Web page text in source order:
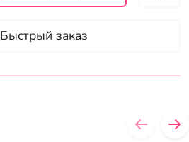
Быстрый заказ